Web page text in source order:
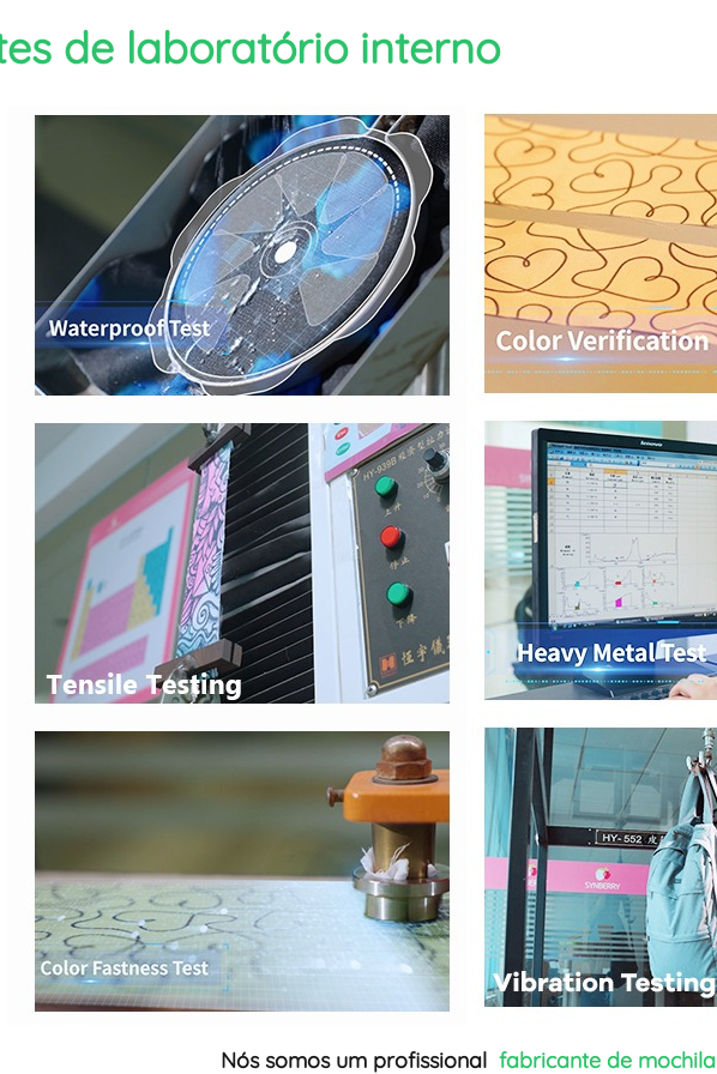
de laboratório interno
Nós somos um profissional fabricante de mochila